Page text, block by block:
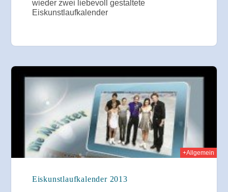
wieder zwei liebevoll gestaltete
Eiskunstlaufkalender
+Allgemein
Eiskunstlaufkalender 2013